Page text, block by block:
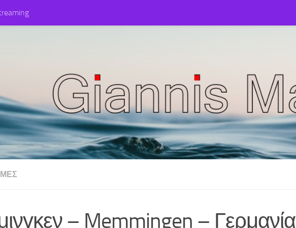
– Memmingen – Γερμανία